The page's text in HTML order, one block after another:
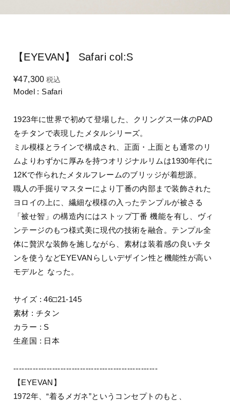
【EYEVAN】 Safari col:S
¥47,300 税込
Model : Safari
1923年に世界で初めて登場した、クリングス一体のPAD
をチタンで表現したメタルシリーズ。
ミル模様とラインで構成され、正面・上面とも通常のリ
ムよりわずかに厚みを持つオリジナルリムは1930年代に
12Kで作られたメタルフレームのブリッジが着想源。
職人の手掘りマスターにより丁番の内部まで装飾された
ヨロイの上に、繊細な模様の入ったテンプルが被さる
「被せ智」の構造内にはストップ丁番 機能を有し、ヴィ
ンテージのもつ様式美に現代の技術を融合。テンプル全
体に贅沢な装飾を施しながら、素材は装着感の良いチタ
ンを使うなどEYEVANらしいデザイン性と機能性が高い
モデルと なった。
サイズ : 46□21-145
素材 : チタン
カラー : S
生産国 : 日本
----------------------------------------------------
【EYEVAN】
1972年、“着るメガネ”というコンセプトのもと、